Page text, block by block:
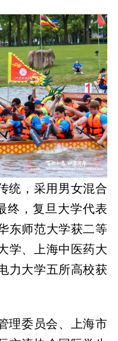
统，采用男女混合
终，复旦大学代表
东师范大学获二等
学、上海中医药大
力大学五所高校获
理委员会、上海市